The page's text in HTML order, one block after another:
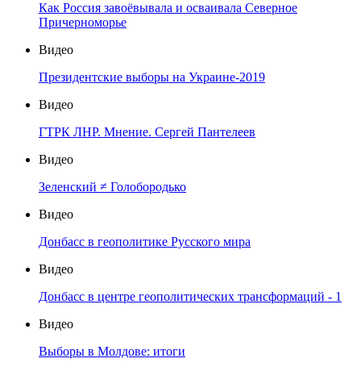
Как Россия завоёвывала и осваивала Северное
Причерноморье
Видео
Президентские выборы на Украине-2019
Видео
ГТРК ЛНР. Мнение. Сергей Пантелеев
Видео
Зеленский ≠ Голобородько
Видео
Донбасс в геополитике Русского мира
Видео
Донбасс в центре геополитических трансформаций - 1
Видео
Выборы в Молдове: итоги